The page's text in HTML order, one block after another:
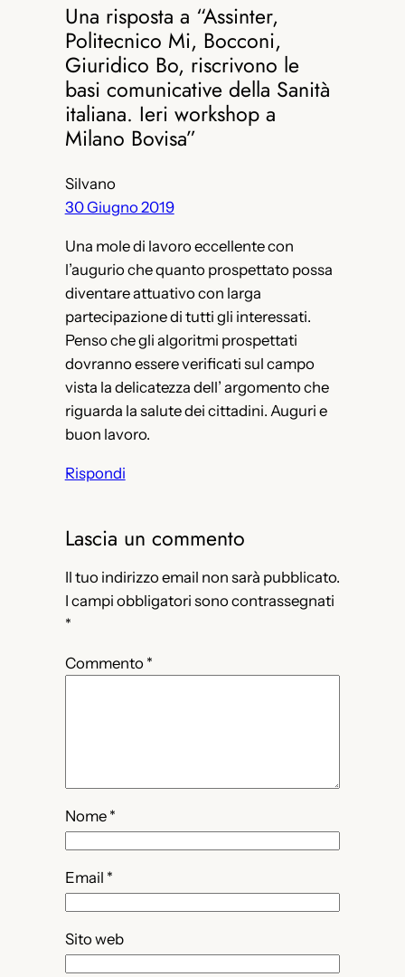
Una risposta a “Assinter,
Politecnico Mi, Bocconi,
Giuridico Bo, riscrivono le
basi comunicative della Sanità
italiana. Ieri workshop a
Milano Bovisa”
Silvano
30 Giugno 2019
Una mole di lavoro eccellente con
l’augurio che quanto prospettato possa
diventare attuativo con larga
partecipazione di tutti gli interessati.
Penso che gli algoritmi prospettati
dovranno essere verificati sul campo
vista la delicatezza dell’ argomento che
riguarda la salute dei cittadini. Auguri e
buon lavoro.
Rispondi
Lascia un commento
Il tuo indirizzo email non sarà pubblicato.
I campi obbligatori sono contrassegnati
*
Commento *
Nome *
Email *
Sito web